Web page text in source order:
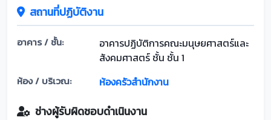
สถานที่ปฏิบัติงาน
อาคาร / ชั้น:
อาคารปฏิบัติการคณะมนุษยศาสตร์และ
สังคมศาสตร์ ชั้น ชั้น 1
ห้อง / บริเวณ: ห้องครัวสำนักงาน
ช่างผู้รับผิดชอบดำเนินงาน